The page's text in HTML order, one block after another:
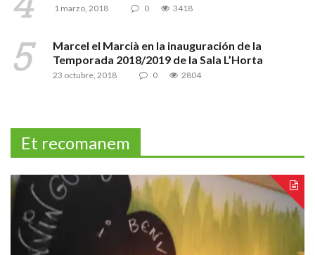
1 marzo, 2018 0 3418
Marcel el Marcià en la inauguración de la
Temporada 2018/2019 de la Sala L’Horta
23 octubre, 2018 0 2804
Et recomanem